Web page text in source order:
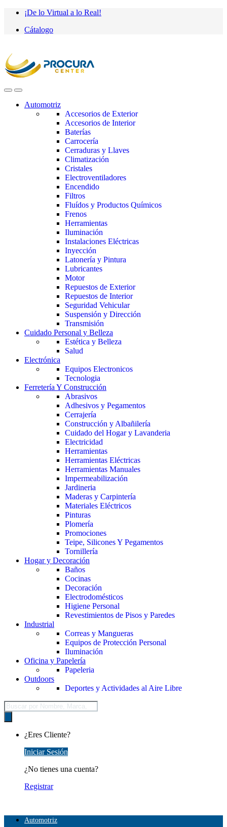
Saltar
navegación
saltar
contenido
¡De lo Virtual a lo Real!
Cátalogo
Automotriz
Accesorios de Exterior
Accesorios de Interior
Baterías
Carrocería
Cerraduras y Llaves
Climatización
Cristales
Electroventiladores
Encendido
Filtros
Fluídos y Productos Químicos
Frenos
Herramientas
Iluminación
Instalaciones Eléctricas
Inyección
Latonería y Pintura
Lubricantes
Motor
Repuestos de Exterior
Repuestos de Interior
Seguridad Vehicular
Suspensión y Dirección
Transmisión
Cuidado Personal y Belleza
Estética y Belleza
Salud
Electrónica
Equipos Electronicos
Tecnologia
Ferretería Y Construcción
Abrasivos
Adhesivos y Pegamentos
Cerrajería
Construcción y Albañilería
Cuidado del Hogar y Lavanderia
Electricidad
Herramientas
Herramientas Eléctricas
Herramientas Manuales
Impermeabilización
Jardineria
Maderas y Carpintería
Materiales Eléctricos
Pinturas
Plomería
Promociones
Teipe, Silicones Y Pegamentos
Tornillería
Hogar y Decoración
Baños
Cocinas
Decoración
Electrodomésticos
Higiene Personal
Revestimientos de Pisos y Paredes
Industrial
Correas y Mangueras
Equipos de Protección Personal
Iluminación
Oficina y Papelería
Papeleria
Outdoors
Deportes y Actividades al Aire Libre
Búsqueda
de
productos
¿Eres Cliente?
Iniciar Sesión
¿No tienes una cuenta?
Registrar
Automotriz